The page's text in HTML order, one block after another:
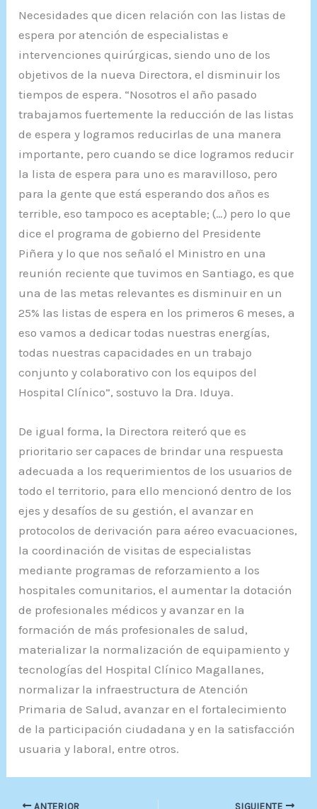
Necesidades que dicen relación con las listas de
espera por atención de especialistas e
intervenciones quirúrgicas, siendo uno de los
objetivos de la nueva Directora, el disminuir los
tiempos de espera. “Nosotros el año pasado
trabajamos fuertemente la reducción de las listas
de espera y logramos reducirlas de una manera
importante, pero cuando se dice logramos reducir
la lista de espera para uno es maravilloso, pero
para la gente que está esperando dos años es
terrible, eso tampoco es aceptable; (…) pero lo que
dice el programa de gobierno del Presidente
Piñera y lo que nos señaló el Ministro en una
reunión reciente que tuvimos en Santiago, es que
una de las metas relevantes es disminuir en un
25% las listas de espera en los primeros 6 meses, a
eso vamos a dedicar todas nuestras energías,
todas nuestras capacidades en un trabajo
conjunto y colaborativo con los equipos del
Hospital Clínico”, sostuvo la Dra. Iduya.
De igual forma, la Directora reiteró que es
prioritario ser capaces de brindar una respuesta
adecuada a los requerimientos de los usuarios de
todo el territorio, para ello mencionó dentro de los
ejes y desafíos de su gestión, el avanzar en
protocolos de derivación para aéreo evacuaciones,
la coordinación de visitas de especialistas
mediante programas de reforzamiento a los
hospitales comunitarios, el aumentar la dotación
de profesionales médicos y avanzar en la
formación de más profesionales de salud,
materializar la normalización de equipamiento y
tecnologías del Hospital Clínico Magallanes,
normalizar la infraestructura de Atención
Primaria de Salud, avanzar en el fortalecimiento
de la participación ciudadana y en la satisfacción
usuaria y laboral, entre otros.
ANTERIOR SIGUIENTE